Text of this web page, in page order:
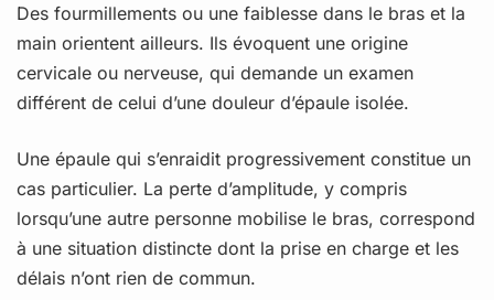
Des fourmillements ou une faiblesse dans le bras et la
main orientent ailleurs. Ils évoquent une origine
cervicale ou nerveuse, qui demande un examen
différent de celui d’une douleur d’épaule isolée.
Une épaule qui s’enraidit progressivement constitue un
cas particulier. La perte d’amplitude, y compris
lorsqu’une autre personne mobilise le bras, correspond
à une situation distincte dont la prise en charge et les
délais n’ont rien de commun.